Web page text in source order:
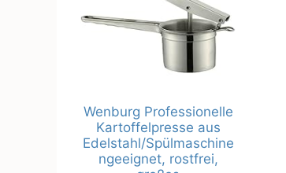
Wenburg Professionelle
Kartoffelpresse aus
Edelstahl/Spülmaschine
ngeeignet, rostfrei,